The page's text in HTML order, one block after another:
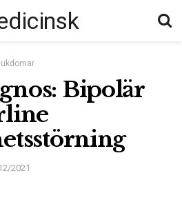
Bipolär
2021